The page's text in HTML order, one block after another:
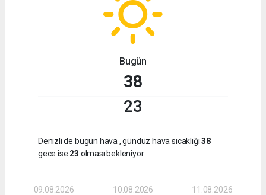
Bugün
38
23
Denizli de bugün hava , gündüz hava sıcaklığı38
gece ise 23 olması bekleniyor.
09.08.2026 10.08.2026 11.08.2026